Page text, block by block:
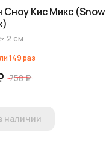
Сноу Кис Микс (Snow
2 см
149раз
758 ₽
наличии